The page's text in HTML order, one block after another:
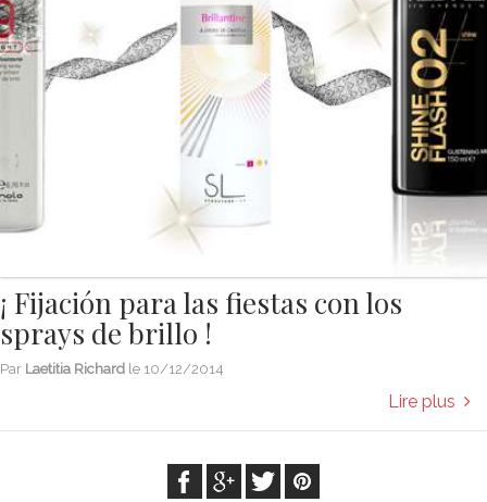
¡ Fijación para las fiestas con los
sprays de brillo !
Par Laetitia Richard le 10/12/2014
Lire plus